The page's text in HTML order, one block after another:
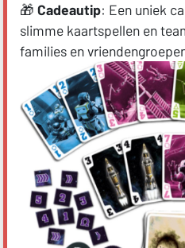
🎁 Cadeautip: Een uniek
slimme kaartspellen en
families en